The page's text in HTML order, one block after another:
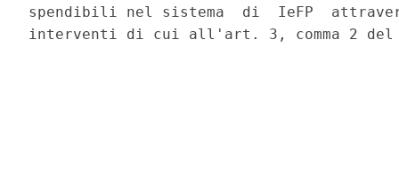
spendibili nel sistema  di  IeFP